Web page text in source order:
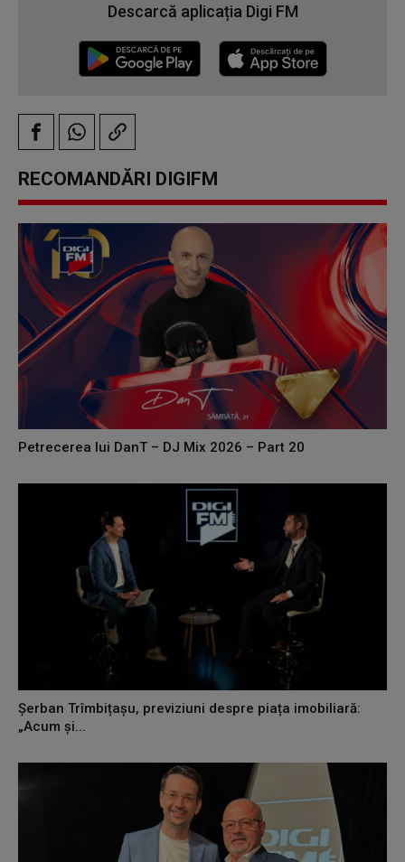
Descarcă aplicația Digi FM
RECOMANDĂRI DIGIFM
Petrecerea lui DanT – DJ Mix 2026 – Part 20
Șerban Trîmbițașu, previziuni despre piața imobiliară:
„Acum și...